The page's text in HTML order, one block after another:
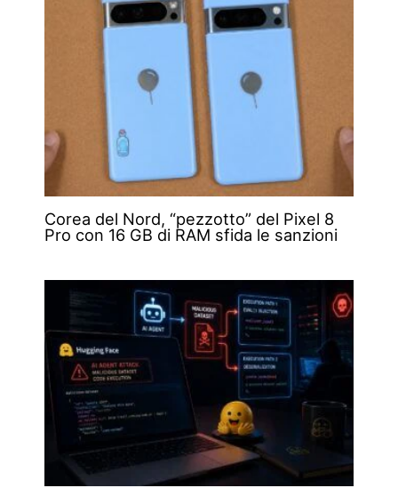
Corea del Nord, “pezzotto” del Pixel 8
Pro con 16 GB di RAM sfida le sanzioni